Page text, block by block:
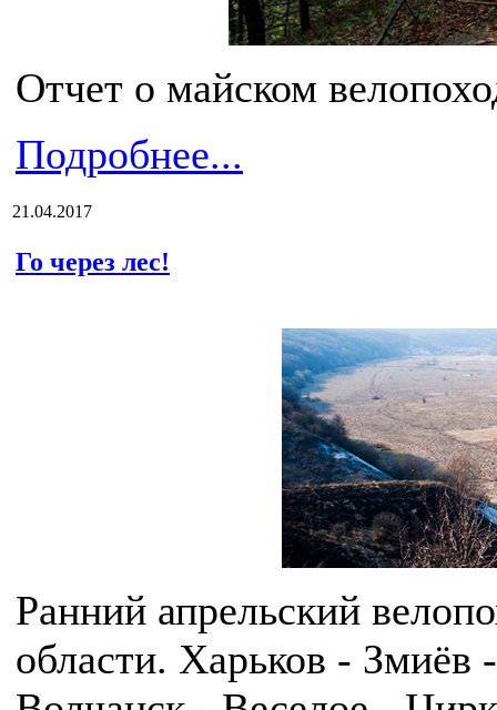
Отчет о майском
Подробнее...
21.04.2017
Го через лес!
Ранний апрельский
области. Харьков -